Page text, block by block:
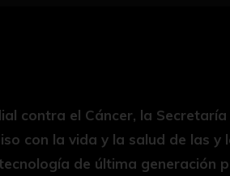
contra el Cáncer, la
con la vida y la salud de las y
de última generación